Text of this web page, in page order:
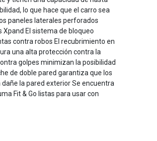
lo que hace que el carro sea
paneles laterales perforados
El sistema de bloqueo
contra robos El recubrimiento en
una alta protección contra la
golpes minimizan la posibilidad
de doble pared garantiza que los
la pared exterior Se encuentra
Fit & Go listas para usar con